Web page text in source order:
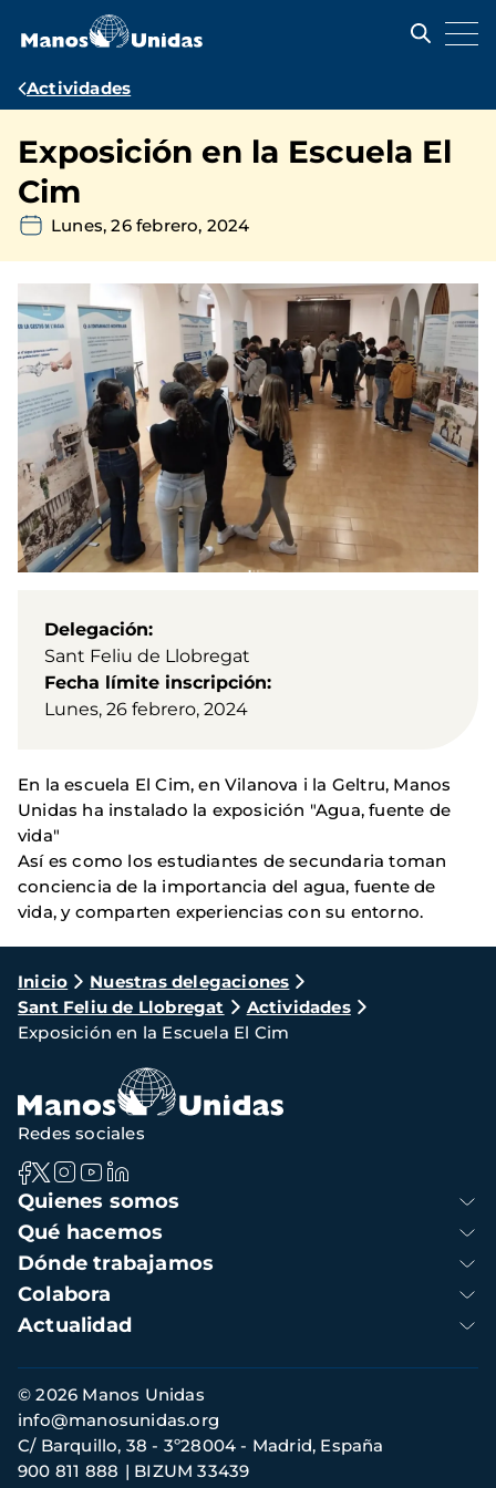
contenido
Ruta
navegación
Actividades
Exposición en la Escuela El
Cim
Lunes, 26 febrero, 2024
Delegación
Sant Feliu de Llobregat
Fecha límite inscripción
Lunes, 26 febrero, 2024
En la escuela El Cim, en Vilanova i la Geltru, Manos
Unidas ha instalado la exposición "Agua, fuente de
vida"
Así es como los estudiantes de secundaria toman
conciencia de la importancia del agua, fuente de
vida, y comparten experiencias con su entorno.
Ruta
de
navegación
Inicio
Nuestras delegaciones
Sant Feliu de Llobregat
Actividades
Exposición en la Escuela El Cim
Navegación
principal
Quienes somos
Qué hacemos
Dónde trabajamos
Colabora
Actualidad
Redes sociales
Información
de
contacto
© 2026 Manos Unidas
C/ Barquillo, 38 - 3º28004 - Madrid, España
900 811 888
BIZUM 33439
info@manosunidas.org